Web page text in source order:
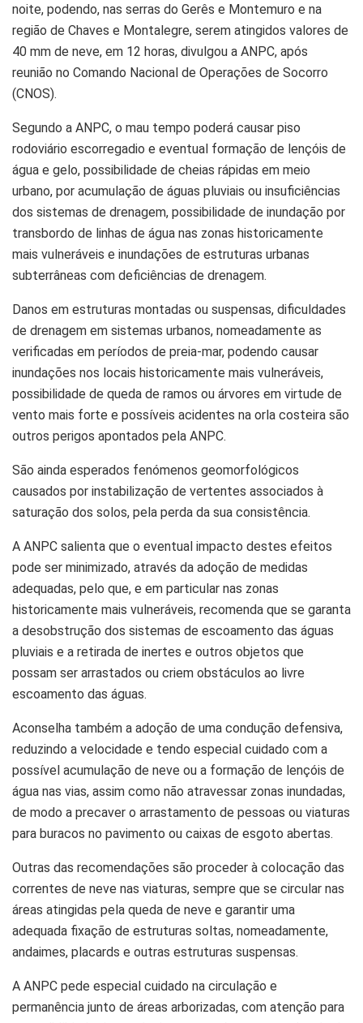
noite, podendo, nas serras do Gerês e Montemuro e na
região de Chaves e Montalegre, serem atingidos valores de
40 mm de neve, em 12 horas, divulgou a ANPC, após
reunião no Comando Nacional de Operações de Socorro
(CNOS).
Segundo a ANPC, o mau tempo poderá causar piso
rodoviário escorregadio e eventual formação de lençóis de
água e gelo, possibilidade de cheias rápidas em meio
urbano, por acumulação de águas pluviais ou insuficiências
dos sistemas de drenagem, possibilidade de inundação por
transbordo de linhas de água nas zonas historicamente
mais vulneráveis e inundações de estruturas urbanas
subterrâneas com deficiências de drenagem.
Danos em estruturas montadas ou suspensas, dificuldades
de drenagem em sistemas urbanos, nomeadamente as
verificadas em períodos de preia-mar, podendo causar
inundações nos locais historicamente mais vulneráveis,
possibilidade de queda de ramos ou árvores em virtude de
vento mais forte e possíveis acidentes na orla costeira são
outros perigos apontados pela ANPC.
São ainda esperados fenómenos geomorfológicos
causados por instabilização de vertentes associados à
saturação dos solos, pela perda da sua consistência.
A ANPC salienta que o eventual impacto destes efeitos
pode ser minimizado, através da adoção de medidas
adequadas, pelo que, e em particular nas zonas
historicamente mais vulneráveis, recomenda que se garanta
a desobstrução dos sistemas de escoamento das águas
pluviais e a retirada de inertes e outros objetos que
possam ser arrastados ou criem obstáculos ao livre
escoamento das águas.
Aconselha também a adoção de uma condução defensiva,
reduzindo a velocidade e tendo especial cuidado com a
possível acumulação de neve ou a formação de lençóis de
água nas vias, assim como não atravessar zonas inundadas,
de modo a precaver o arrastamento de pessoas ou viaturas
para buracos no pavimento ou caixas de esgoto abertas.
Outras das recomendações são proceder à colocação das
correntes de neve nas viaturas, sempre que se circular nas
áreas atingidas pela queda de neve e garantir uma
adequada fixação de estruturas soltas, nomeadamente,
andaimes, placards e outras estruturas suspensas.
A ANPC pede especial cuidado na circulação e
permanência junto de áreas arborizadas, com atenção para